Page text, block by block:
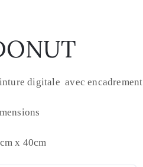
digitale avec encadrement
x 40cm